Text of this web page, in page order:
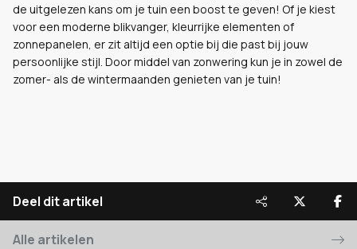
de uitgelezen kans om je tuin een boost te geven! Of je kiest
voor een moderne blikvanger, kleurrijke elementen of
zonnepanelen, er zit altijd een optie bij die past bij jouw
persoonlijke stijl. Door middel van zonwering kun je in zowel de
zomer- als de wintermaanden genieten van je tuin!
Deel dit artikel
Alle artikelen